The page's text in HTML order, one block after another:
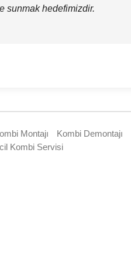
sunmak hedefimizdir.
Montajı Kombi Demontajı
Kombi Servisi